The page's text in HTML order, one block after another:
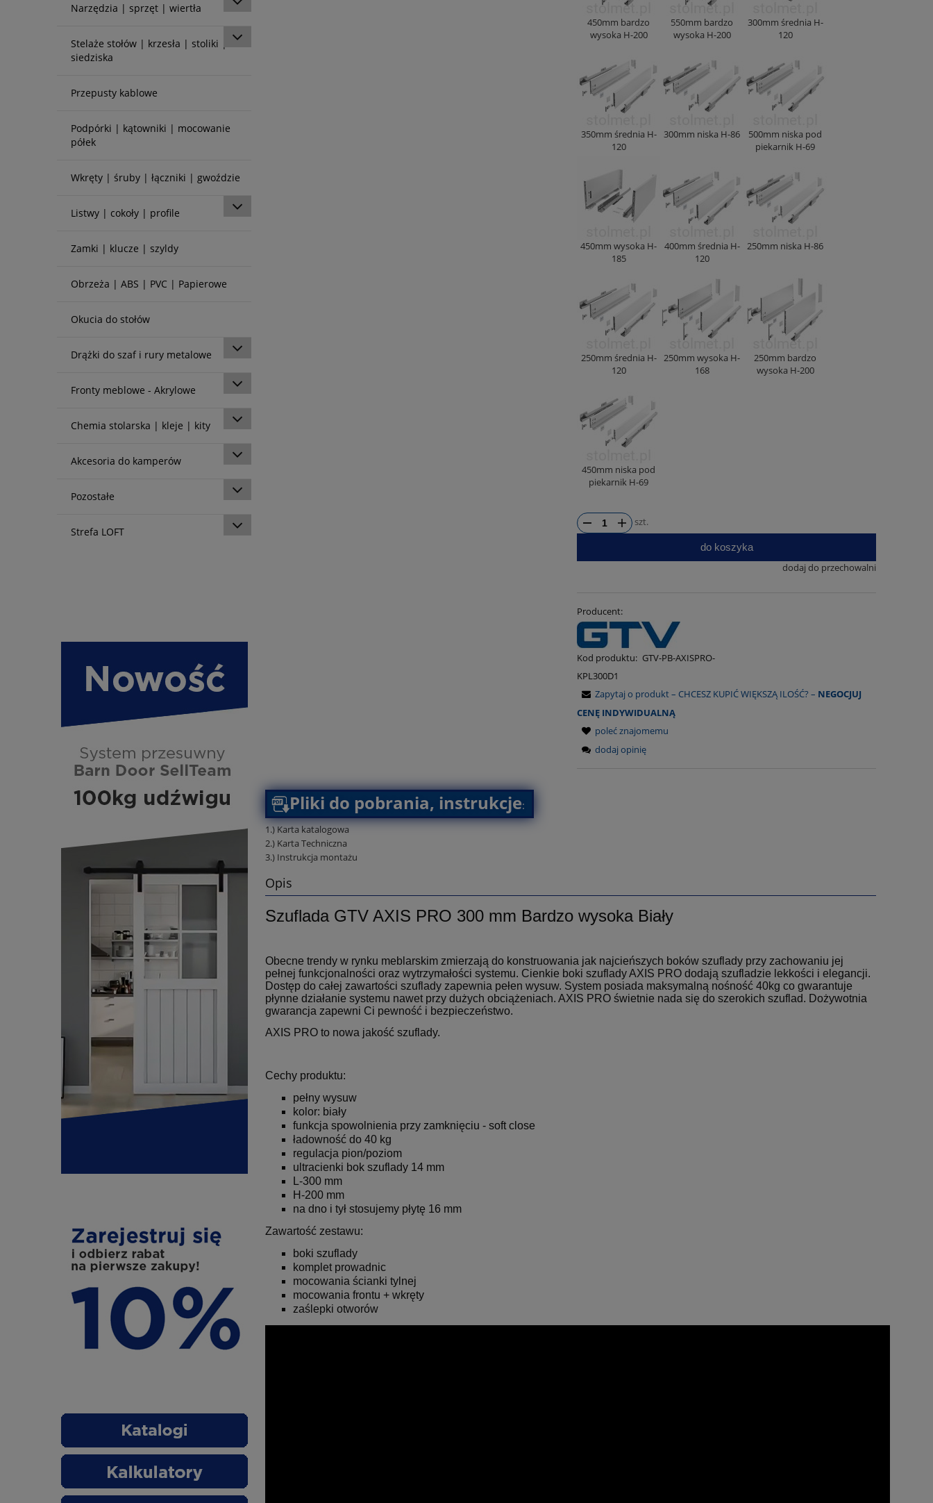
Narzędzia | sprzęt | wiertła
Stelaże stołów | krzesła | stoliki |
siedziska
Przepusty kablowe
Podpórki | kątowniki | mocowanie
półek
Wkręty | śruby | łączniki | gwoździe
Listwy | cokoły | profile
Zamki | klucze | szyldy
Obrzeża | ABS | PVC | Papierowe
Okucia do stołów
Drążki do szaf i rury metalowe
Fronty meblowe - Akrylowe
Chemia stolarska | kleje | kity
Akcesoria do kamperów
Pozostałe
Strefa LOFT
450mm bardzo
wysoka H-200
550mm bardzo
wysoka H-200
300mm średnia H-
120
350mm średnia H-
120
300mm niska H-86
500mm niska pod
piekarnik H-69
450mm wysoka H-
185
400mm średnia H-
120
250mm niska H-86
250mm średnia H-
120
250mm wysoka H-
168
250mm bardzo
wysoka H-200
450mm niska pod
piekarnik H-69
szt.
do koszyka
dodaj do przechowalni
Producent:
Kod produktu: GTV-PB-AXISPRO-
KPL300D1
Zapytaj o produkt – CHCESZ KUPIĆ WIĘKSZĄ ILOŚĆ? – NEGOCJUJ
CENĘ INDYWIDUALNĄ
poleć znajomemu
dodaj opinię
Pliki do pobrania, instrukcje:
1.) Karta katalogowa
2.) Karta Techniczna
3.) Instrukcja montażu
Opis
Szuflada GTV AXIS PRO 300 mm Bardzo wysoka Biały
Obecne trendy w rynku meblarskim zmierzają do konstruowania jak najcieńszych boków szuflady przy zachowaniu jej
pełnej funkcjonalności oraz wytrzymałości systemu. Cienkie boki szuflady AXIS PRO dodają szufladzie lekkości i elegancji.
Dostęp do całej zawartości szuflady zapewnia pełen wysuw. System posiada maksymalną nośność 40kg co gwarantuje
płynne działanie systemu nawet przy dużych obciążeniach. AXIS PRO świetnie nada się do szerokich szuflad. Dożywotnia
gwarancja zapewni Ci pewność i bezpieczeństwo.
AXIS PRO to nowa jakość szuflady.
Cechy produktu:
pełny wysuw
kolor: biały
funkcja spowolnienia przy zamknięciu - soft close
ładowność do 40 kg
regulacja pion/poziom
ultracienki bok szuflady 14 mm
L-300 mm
H-200 mm
na dno i tył stosujemy płytę 16 mm
Zawartość zestawu:
boki szuflady
komplet prowadnic
mocowania ścianki tylnej
mocowania frontu + wkręty
zaślepki otworów